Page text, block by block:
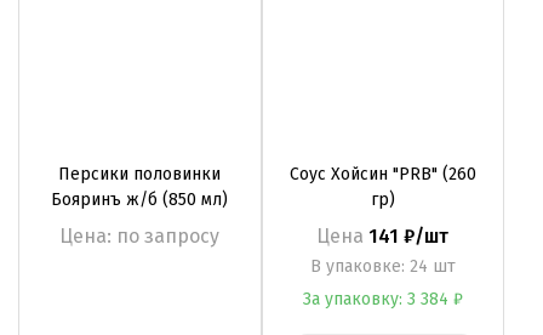
Персики половинки
Бояринъ ж/б (850 мл)
Цена: по запросу
Соус Хойсин "PRB" (260
гр)
Цена 141 ₽/шт
B упаковке: 24 шт
За упаковку: 3 384 ₽